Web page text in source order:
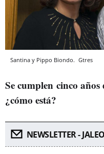
Santina y Pippo Biondo. Gtres
Se cumplen cinco
¿cómo está?
NEWSLETTER -